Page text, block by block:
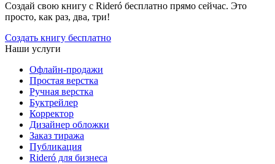
Создай свою книгу с Rideró бесплатно прямо сейчас. Это
просто, как раз, два, три!
Создать книгу бесплатно
Наши услуги
Офлайн-продажи
Простая верстка
Ручная верстка
Буктрейлер
Корректор
Дизайнер обложки
Заказ тиража
Публикация
Rideró для бизнеса